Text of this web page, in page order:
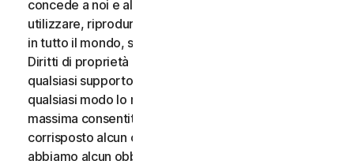
concede a noi e alle nostre affiliate l’autorizzazione a
utilizzare, riprodurre, copiare e tradurre il proprio Invio
in tutto il mondo, secondo i termini di protezione dei
Diritti di proprietà intellettuale, in qualsiasi forma e su
qualsiasi supporto, senza alcuna restrizione e in
qualsiasi modo lo riteniamo opportuno, nella misura
massima consentita dalla legge applicabile. Non sarà
corrisposto alcun compenso per l’uso dell’Invio. Non
abbiamo alcun obbligo di pubblicare o utilizzare l’Invio